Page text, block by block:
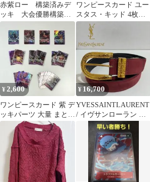
赤紫ロー 構築済みデ
ッキ 大会優勝構築
パーツ付き
ワンピースカード ユー
スタス・キッド 4枚セ
ット
¥2,600
ワンピースカード 紫 デ
ッキパーツ 大量 まとめ
売り 約180枚 SR含む
¥ 16,700
YVESSAINTLAURENT
/ イヴサンローラン ス
エードベルト 赤紫×金